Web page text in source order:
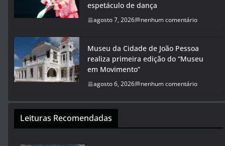
espetáculo de dança
agosto 7, 2026 nenhum comentário
Museu da Cidade de João Pessoa
realiza primeira edição do “Museu
em Movimento”
agosto 6, 2026 nenhum comentário
Leituras Recomendadas